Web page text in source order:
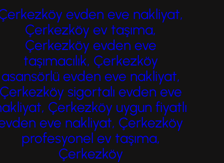
ölçüde azalır. Kaliteli ambalaj malzemeleri
kullanmak, her ürünü ayrı ayrı korumak,
kolileri doğru yerleştirmek ve profesyonel
taşıma desteği almak sayesinde
eşyalarınız yeni adresine güvenle…
evden eve nakliyat,
Çerkezköy ev taşıma,
Çerkezköy evden eve
taşımacılık, Çerkezköy
asansörlü evden eve nakliyat,
sigortalı evden eve
Çerkezköy uygun fiyatlı
eve nakliyat, Çerkezköy
profesyonel ev taşıma,
Çerkezköy